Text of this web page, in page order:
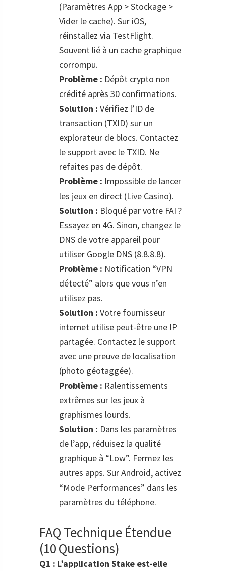
(Paramètres App > Stockage >
Vider le cache). Sur iOS,
réinstallez via TestFlight.
Souvent lié à un cache graphique
corrompu.
Problème : Dépôt crypto non
crédité après 30 confirmations.
Solution : Vérifiez l’ID de
transaction (TXID) sur un
explorateur de blocs. Contactez
le support avec le TXID. Ne
refaites pas de dépôt.
Problème : Impossible de lancer
les jeux en direct (Live Casino).
Solution : Bloqué par votre FAI ?
Essayez en 4G. Sinon, changez le
DNS de votre appareil pour
utiliser Google DNS (8.8.8.8).
Problème : Notification “VPN
détecté” alors que vous n’en
utilisez pas.
Solution : Votre fournisseur
internet utilise peut-être une IP
partagée. Contactez le support
avec une preuve de localisation
(photo géotaggée).
Problème : Ralentissements
extrêmes sur les jeux à
graphismes lourds.
Solution : Dans les paramètres
de l’app, réduisez la qualité
graphique à “Low”. Fermez les
autres apps. Sur Android, activez
“Mode Performances” dans les
paramètres du téléphone.
FAQ Technique Étendue
(10 Questions)
Q1 : L’application Stake est-elle